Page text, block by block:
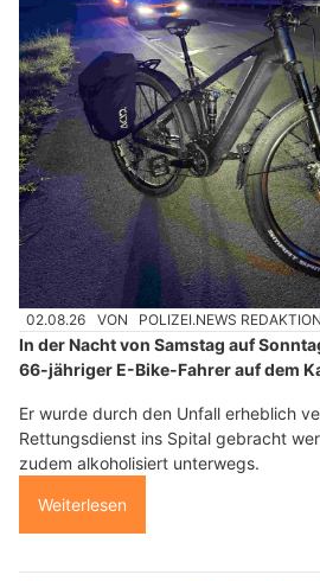
02.08.26 VON POLIZEI.NEWS REDAKTION
In der Nacht von Samstag auf
66-jähriger E-Bike-Fahrer auf dem
Er wurde durch den Unfall erheblich
Rettungsdienst ins Spital gebracht
zudem alkoholisiert unterwegs.
Weiterlesen